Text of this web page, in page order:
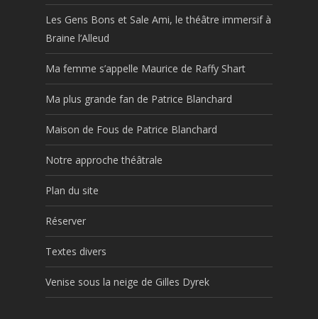
Les Gens Bons et Sale Ami, le théâtre immersif à
Braine l’Alleud
Ma femme s’appelle Maurice de Raffy Shart
Ma plus grande fan de Patrice Blanchard
Maison de Fous de Patrice Blanchard
Notre approche théâtrale
Plan du site
Réserver
Textes divers
Venise sous la neige de Gilles Dyrek